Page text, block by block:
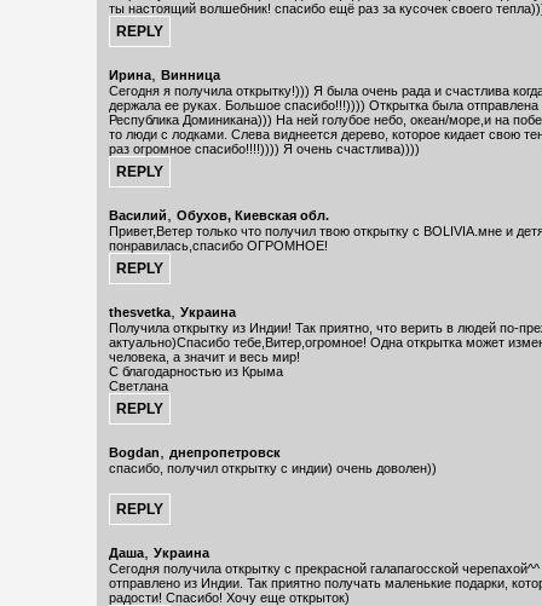
ты настоящий волшебник! спасибо ещё раз за кусочек своего
Ирина, Винница
Сегодня я получила открытку!))) Я была очень рада и счастлива
держала ее руках. Большое спасибо!!!)))) Открытка была отправлена
Республика Доминикана))) На ней голубое небо, океан/море,и на
то люди с лодками. Слева виднеется дерево, которое кидает свою
раз огромное спасибо!!!!)))) Я очень счастлива))))
Василий, Обухов, Киевская обл.
Привет,Ветер только что получил твою открытку с BOLIVIA.мне и
понравилась,спасибо ОГРОМНОЕ!
thesvetka, Украина
Получила открытку из Индии! Так приятно, что верить в людей по-
актуально)Спасибо тебе,Витер,огромное! Одна открытка может
человека, а значит и весь мир!
С благодарностью из Крыма
Светлана
Bogdan, днепропетровск
спасибо, получил открытку с индии) очень доволен))
Даша, Украина
Сегодня получила открытку с прекрасной галапагосской
отправлено из Индии. Так приятно получать маленькие подарки,
радости! Спасибо! Хочу еще открыток)